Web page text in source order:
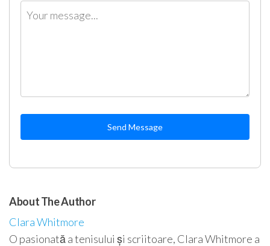
Send Message
About The Author
Clara Whitmore
O pasionată a tenisului și scriitoare, Clara Whitmore a